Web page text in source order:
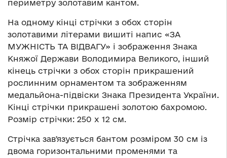
периметру золотавим кантом.
На одному кінці стрічки з обох сторін
золотавими літерами вишиті напис «ЗА
МУЖНІСТЬ ТА ВІДВАГУ» і зображення Знака
Княжої Держави Володимира Великого, інший
кінець стрічки з обох сторін прикрашений
рослинним орнаментом та зображенням
медальйона-підвіски Знака Президента України.
Кінці стрічки прикрашені золотою бахромою.
Розмір стрічки: 250 х 12 см.
Стрічка завʼязується бантом розміром 30 см із
двома горизонтальними променями та